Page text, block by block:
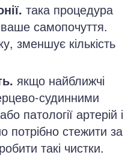
така процедура
самопочуття.
зменшує кількість
якщо найближчі
судинними
патології артерій і
потрібно стежити за
такі чистки.